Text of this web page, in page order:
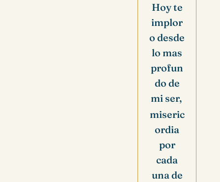
Hoy te
implor
o desde
lo mas
profun
do de
mi ser,
miseric
ordia
por
cada
una de